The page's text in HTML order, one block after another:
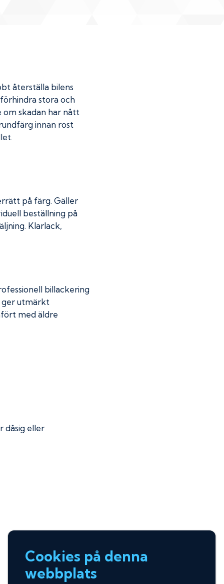
återställa bilens
stora och
skadan har nått
innan rost
på färg. Gäller
beställning på
Klarlack,
billackering
ger utmärkt
med äldre
dåsig eller
Cookies på denna
webbplats